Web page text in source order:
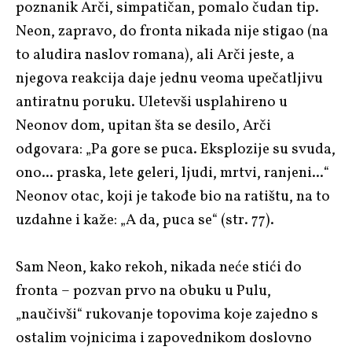
poznanik Arči, simpatičan, pomalo čudan tip.
Neon, zapravo, do fronta nikada nije stigao (na
to aludira naslov romana), ali Arči jeste, a
njegova reakcija daje jednu veoma upečatljivu
antiratnu poruku. Uletevši usplahireno u
Neonov dom, upitan šta se desilo, Arči
odgovara: „Pa gore se puca. Eksplozije su svuda,
ono... praska, lete geleri, ljudi, mrtvi, ranjeni...“
Neonov otac, koji je takođe bio na ratištu, na to
uzdahne i kaže: „A da, puca se“ (str. 77).
Sam Neon, kako rekoh, nikada neće stići do
fronta – pozvan prvo na obuku u Pulu,
„naučivši“ rukovanje topovima koje zajedno s
ostalim vojnicima i zapovednikom doslovno